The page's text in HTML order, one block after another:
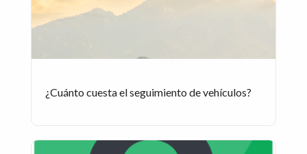
¿Cuánto cuesta el seguimiento de vehículos?